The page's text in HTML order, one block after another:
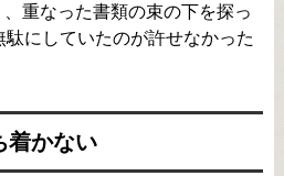
重なった書類の束の下を探っ
にしていたのが許せなかった
着かない